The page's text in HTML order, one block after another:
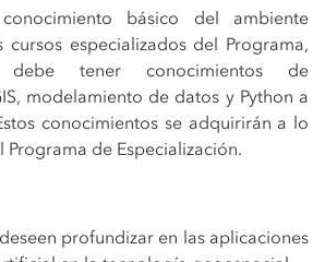
básico del ambiente
cursos especializados del Programa,
tener conocimientos de
modelamiento de datos y Python a
conocimientos se adquirirán a lo
de Especialización.
profundizar en las aplicaciones